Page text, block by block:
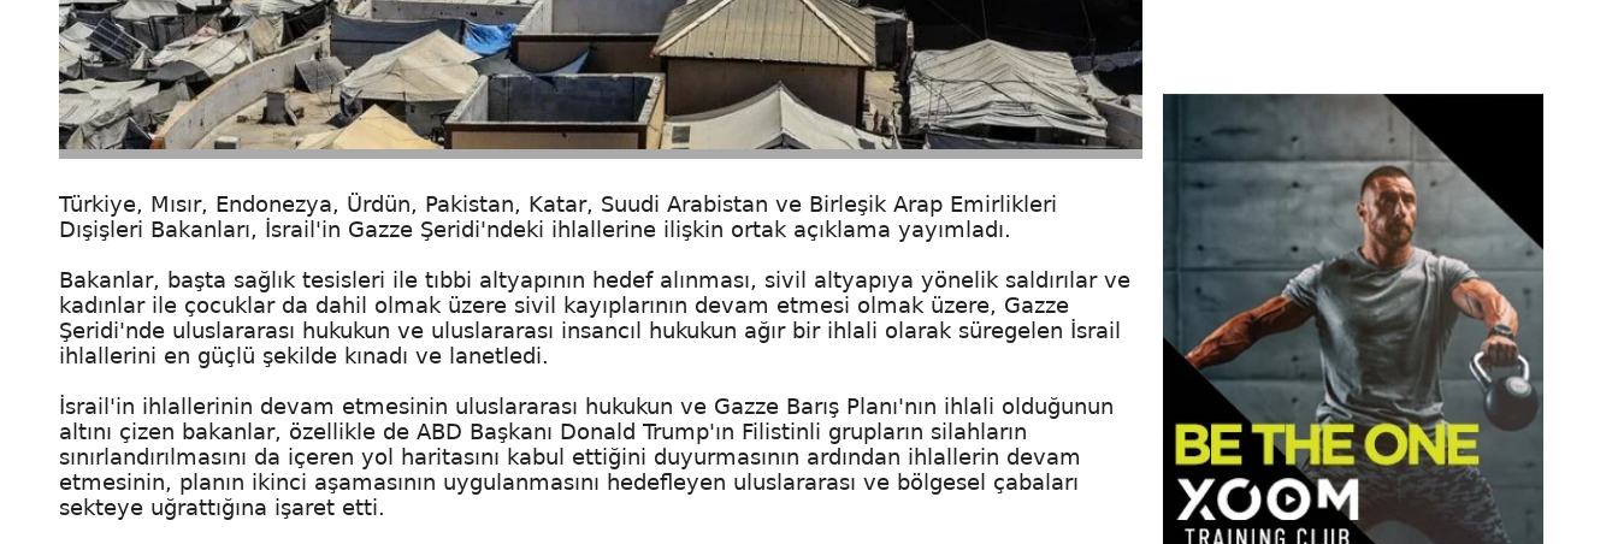
Türkiye, Mısır, Endonezya, Ürdün, Pakistan, Katar, Suudi Arabistan ve Birleşik Arap Emirlikleri
Dışişleri Bakanları, İsrail'in Gazze Şeridi'ndeki ihlallerine ilişkin ortak açıklama yayımladı.
Bakanlar, başta sağlık tesisleri ile tıbbi altyapının hedef alınması, sivil altyapıya yönelik saldırılar ve
kadınlar ile çocuklar da dahil olmak üzere sivil kayıplarının devam etmesi olmak üzere, Gazze
Şeridi'nde uluslararası hukukun ve uluslararası insancıl hukukun ağır bir ihlali olarak süregelen İsrail
ihlallerini en güçlü şekilde kınadı ve lanetledi.
İsrail'in ihlallerinin devam etmesinin uluslararası hukukun ve Gazze Barış Planı'nın ihlali olduğunun
altını çizen bakanlar, özellikle de ABD Başkanı Donald Trump'ın Filistinli grupların silahların
sınırlandırılmasını da içeren yol haritasını kabul ettiğini duyurmasının ardından ihlallerin devam
etmesinin, planın ikinci aşamasının uygulanmasını hedefleyen uluslararası ve bölgesel çabaları
sekteye uğrattığına işaret etti.